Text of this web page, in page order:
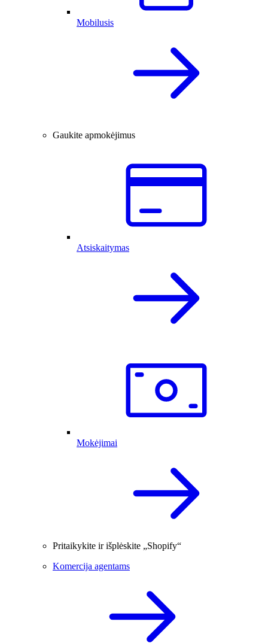
Mobilusis
Gaukite apmokėjimus
Atsiskaitymas
Mokėjimai
Pritaikykite ir išplėskite „Shopify“
Komercija agentams